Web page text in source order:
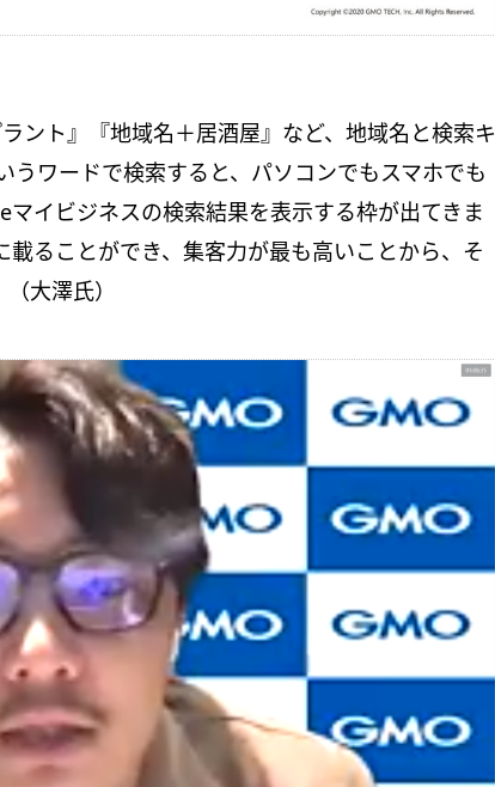
ント』『地域名＋居酒屋』など、地域名と検索キ
うワードで検索すると、パソコンでもスマホでも
イビジネスの検索結果を表示する枠が出てきま
ることができ、集客力が最も高いことから、そ
大澤氏）